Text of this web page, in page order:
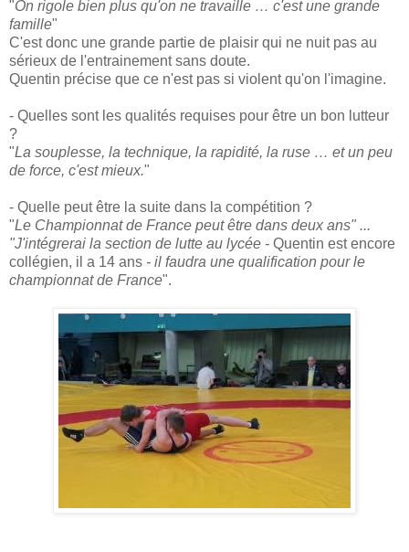
"On rigole bien plus qu'on ne travaille … c'est une grande
famille"
C'est donc une grande partie de plaisir qui ne nuit pas au
sérieux de l'entrainement sans doute.
Quentin précise que ce n'est pas si violent qu'on l'imagine.
- Quelles sont les qualités requises pour être un bon lutteur
?
"La souplesse, la technique, la rapidité, la ruse … et un peu
de force, c'est mieux."
- Quelle peut être la suite dans la compétition ?
"Le Championnat de France peut être dans deux ans" ...
"J'intégrerai la section de lutte au lycée - Quentin est encore
collégien, il a 14 ans - il faudra une qualification pour le
championnat de France".